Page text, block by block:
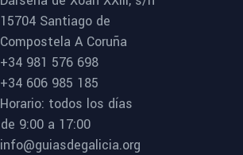
15704 Santiago de
Compostela A Coruña
+34 981 576 698
+34 606 985 185
Horario: todos los días
de 9:00 a 17:00
info@guiasdegalicia.org